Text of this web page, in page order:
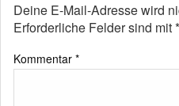
Deine E-Mail-Adresse wird
Erforderliche Felder sind mit*
Kommentar *